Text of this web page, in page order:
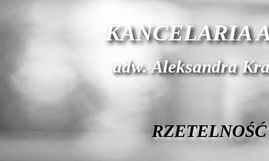
KANCELARIA
adw. Aleksandra